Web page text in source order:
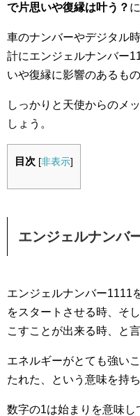
で片思いや復縁は叶う？
車のナンバーやデジタル
計にエンジェルナンバー
いや復縁に影響のあるも
しっかりと天使からのメ
しょう。
目次 [非表示]
エンジェルナンバ
エンジェルナンバー1111
をスタートさせる時、そ
こすことが出来る時、と
エネルギーがとても強い
たれた、という意味を持ち
数字の1は始まりを意味し